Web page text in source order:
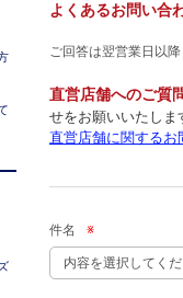
よくあるお問い合
ご回答は翌営業日以
直営店舗へのご質
せをお願いいたしま
直営店舗に関するお
件名 ※